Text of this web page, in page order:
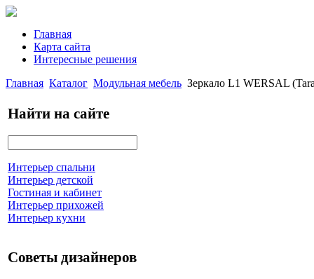
Главная
Карта сайта
Интересные решения
Главная Каталог Модульная мебель Зеркало L1 WERSAL
Найти на сайте
Интерьер спальни
Интерьер детской
Гостиная и кабинет
Интерьер прихожей
Интерьер кухни
Советы дизайнеров